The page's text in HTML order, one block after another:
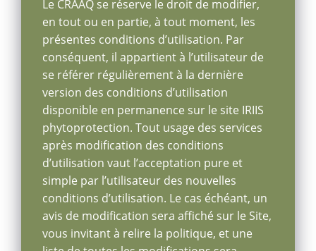
Le CRAAQ se réserve le droit de modifier,
en tout ou en partie, à tout moment, les
présentes conditions d’utilisation. Par
conséquent, il appartient à l’utilisateur de
se référer régulièrement à la dernière
version des conditions d’utilisation
disponible en permanence sur le site IRIIS
phytoprotection. Tout usage des services
après modification des conditions
d’utilisation vaut l’acceptation pure et
simple par l’utilisateur des nouvelles
conditions d’utilisation. Le cas échéant, un
avis de modification sera affiché sur le Site,
vous invitant à relire la politique, et une